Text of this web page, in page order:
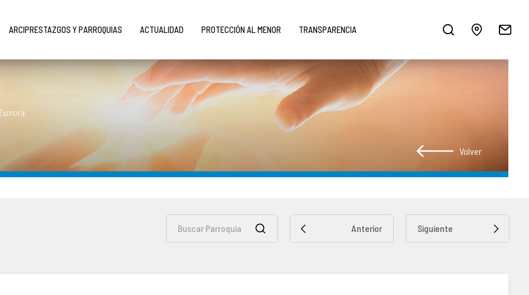
ARCIPRESTAZGOS Y PARROQUIAS ACTUALIDAD PROTECCIÓN AL MENOR TRANSPARENCIA
Volver
Anterior Siguiente